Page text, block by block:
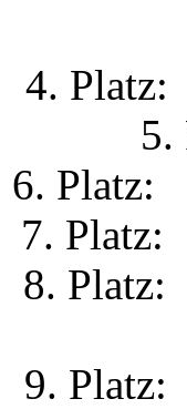
4.
6. Platz:
7.
8.
9.